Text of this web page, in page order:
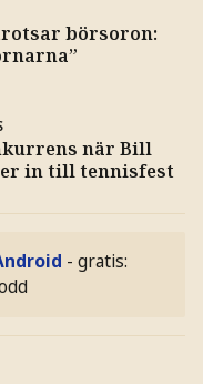
börsoron:
när Bill
in till tennisfest
- gratis: